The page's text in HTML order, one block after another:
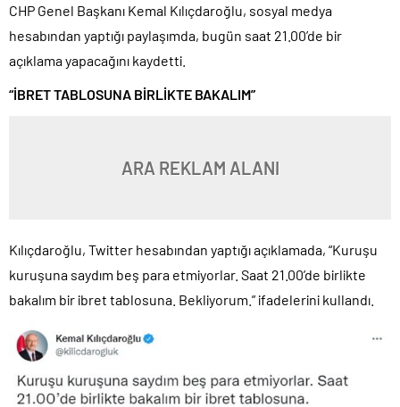
CHP Genel Başkanı Kemal Kılıçdaroğlu, sosyal medya
hesabından yaptığı paylaşımda, bugün saat 21.00’de bir
açıklama yapacağını kaydetti.
“İBRET TABLOSUNA BİRLİKTE BAKALIM”
ARA REKLAM ALANI
Kılıçdaroğlu, Twitter hesabından yaptığı açıklamada, “Kuruşu
kuruşuna saydım beş para etmiyorlar. Saat 21.00’de birlikte
bakalım bir ibret tablosuna. Bekliyorum.” ifadelerini kullandı.